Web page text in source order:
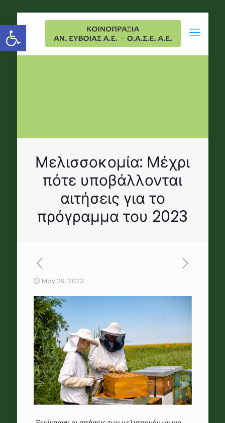
Open toolbar
Μελισσοκομία: Μέχρι
πότε υποβάλλονται
αιτήσεις για το
πρόγραμμα του 2023
May 29, 2023